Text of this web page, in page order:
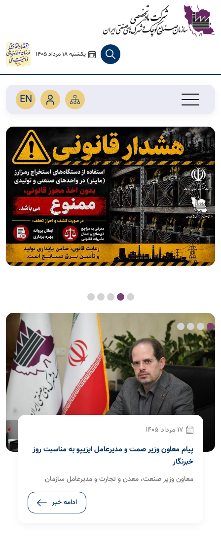
یکشنبه 18 مرداد 1405
EN
17 مرداد 1405
پیام معاون وزیر صمت و مدیرعامل ایزیپو به مناسبت روز
خبرنگار
معاون وزیر صنعت، معدن و تجارت و مدیرعامل سازمان
صنایع کوچک و شهرک‌های صنعتی ایران(ایزیپو)، با صدور
پیامی ضمن گرامی‌داشت یاد و خاطره شهدای عرصه رسانه،
ادامه خبر